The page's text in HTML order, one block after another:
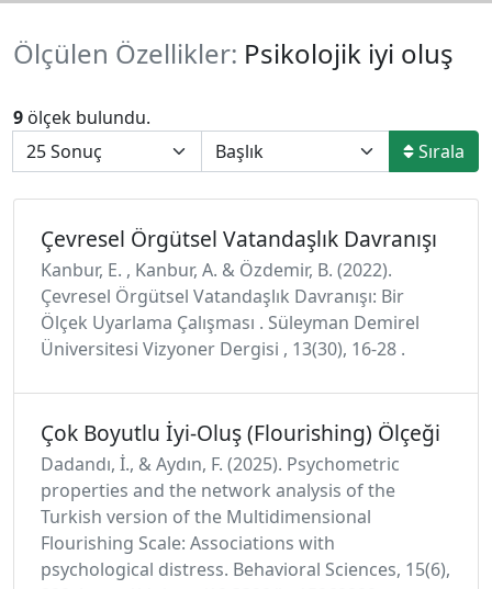
Ölçülen Özellikler: Psikolojik iyi oluş
9 ölçek bulundu.
Sırala
Çevresel Örgütsel Vatandaşlık Davranışı
Kanbur, E. , Kanbur, A. & Özdemir, B. (2022).
Çevresel Örgütsel Vatandaşlık Davranışı: Bir
Ölçek Uyarlama Çalışması . Süleyman Demirel
Üniversitesi Vizyoner Dergisi , 13(30), 16-28 .
Çok Boyutlu İyi-Oluş (Flourishing) Ölçeği
Dadandı, İ., & Aydın, F. (2025). Psychometric
properties and the network analysis of the
Turkish version of the Multidimensional
Flourishing Scale: Associations with
psychological distress. Behavioral Sciences, 15(6),